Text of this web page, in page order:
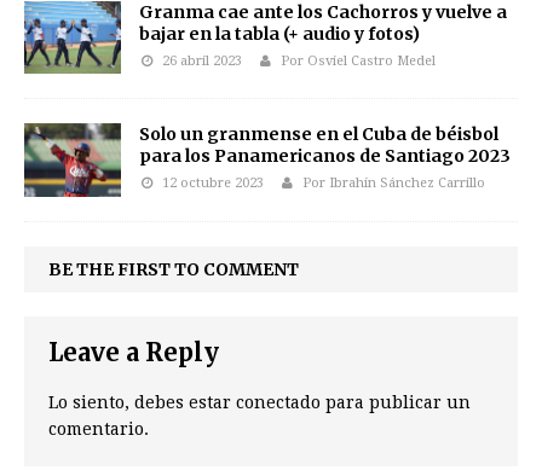
Granma cae ante los Cachorros y vuelve a
bajar en la tabla (+ audio y fotos)
26 abril 2023 Por Osviel Castro Medel
Solo un granmense en el Cuba de béisbol
para los Panamericanos de Santiago 2023
12 octubre 2023 Por Ibrahín Sánchez Carrillo
BE THE FIRST TO COMMENT
Leave a Reply
Lo siento, debes estar conectado para publicar un
comentario.